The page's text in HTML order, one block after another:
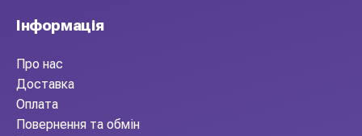
Інформація
Про нас
Доставка
Оплата
Повернення та обмін